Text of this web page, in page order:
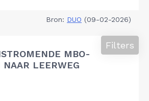
Bron: DUO (09-02-2026)
MBO-
NAAR LEERWEG
Filters